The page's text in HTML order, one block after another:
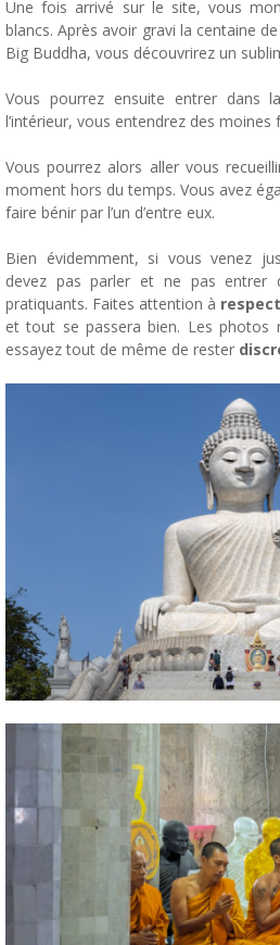
Une fois arrivé sur le site, vous
blancs. Après avoir gravi la centaine
Big Buddha, vous découvrirez un
Vous pourrez ensuite entrer dans
l’intérieur, vous entendrez des moines
Vous pourrez alors aller vous
moment hors du temps. Vous avez
faire bénir par l’un d’entre eux.
Bien évidemment, si vous venez
devez pas parler et ne pas entrer
pratiquants. Faites attention à
et tout se passera bien. Les photos
essayez tout de même de rester